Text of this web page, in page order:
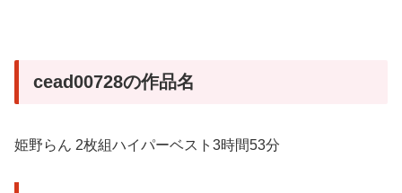
cead00728の作品名
姫野らん 2枚組ハイパーベスト3時間53分